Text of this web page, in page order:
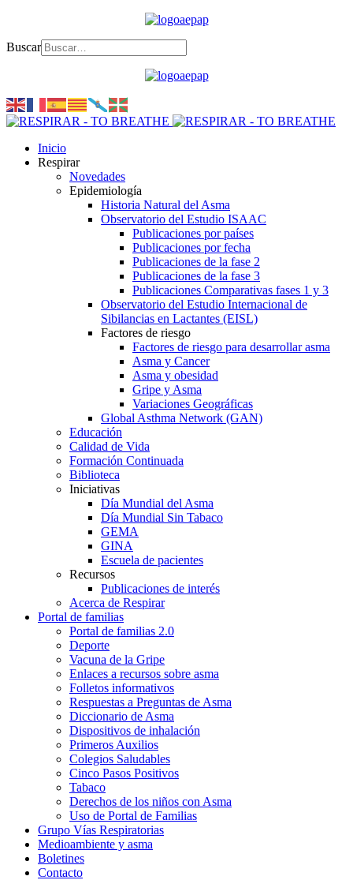
Buscar
Inicio
Respirar
Novedades
Epidemiología
Historia Natural del Asma
Observatorio del Estudio ISAAC
Publicaciones por países
Publicaciones por fecha
Publicaciones de la fase 2
Publicaciones de la fase 3
Publicaciones Comparativas fases 1 y 3
Observatorio del Estudio Internacional de
Sibilancias en Lactantes (EISL)
Factores de riesgo
Factores de riesgo para desarrollar asma
Asma y Cancer
Asma y obesidad
Gripe y Asma
Variaciones Geográficas
Global Asthma Network (GAN)
Educación
Calidad de Vida
Formación Continuada
Biblioteca
Iniciativas
Día Mundial del Asma
Día Mundial Sin Tabaco
GEMA
GINA
Escuela de pacientes
Recursos
Publicaciones de interés
Acerca de Respirar
Portal de familias
Portal de familias 2.0
Deporte
Vacuna de la Gripe
Enlaces a recursos sobre asma
Folletos informativos
Respuestas a Preguntas de Asma
Diccionario de Asma
Dispositivos de inhalación
Primeros Auxilios
Colegios Saludables
Cinco Pasos Positivos
Tabaco
Derechos de los niños con Asma
Uso de Portal de Familias
Grupo Vías Respiratorias
Medioambiente y asma
Boletines
Contacto